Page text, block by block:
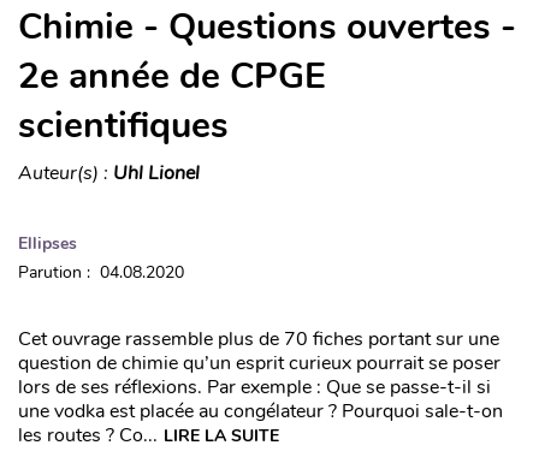
Chimie - Questions ouvertes -
2e année de CPGE
scientifiques
Auteur(s) : Uhl Lionel
Ellipses
Parution : 04.08.2020
Cet ouvrage rassemble plus de 70 fiches portant sur une
question de chimie qu’un esprit curieux pourrait se poser
lors de ses réflexions. Par exemple : Que se passe-t-il si
une vodka est placée au congélateur ? Pourquoi sale-t-on
les routes ? Co... LIRE LA SUITE